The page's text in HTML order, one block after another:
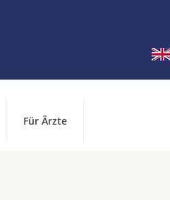
Für Ärzte